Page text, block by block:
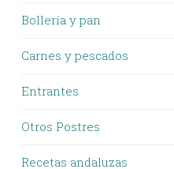
Bollería y pan
Carnes y pescados
Entrantes
Otros Postres
Recetas andaluzas